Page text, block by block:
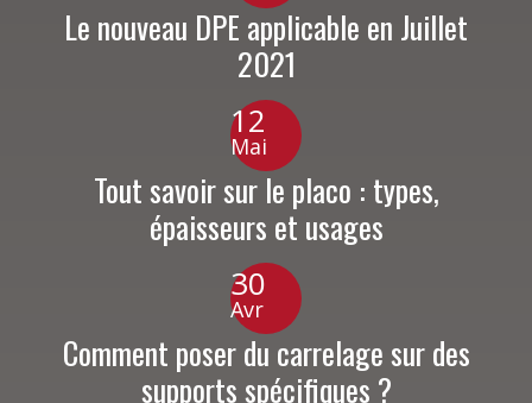
Le nouveau DPE applicable en Juillet
2021
12
Mai
Tout savoir sur le placo : types,
épaisseurs et usages
30
Avr
Comment poser du carrelage sur des
supports spécifiques ?